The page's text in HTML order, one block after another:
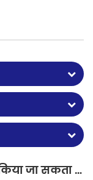
पीएम फाइबर का उपयोग किस लिए किया जा सकता है?